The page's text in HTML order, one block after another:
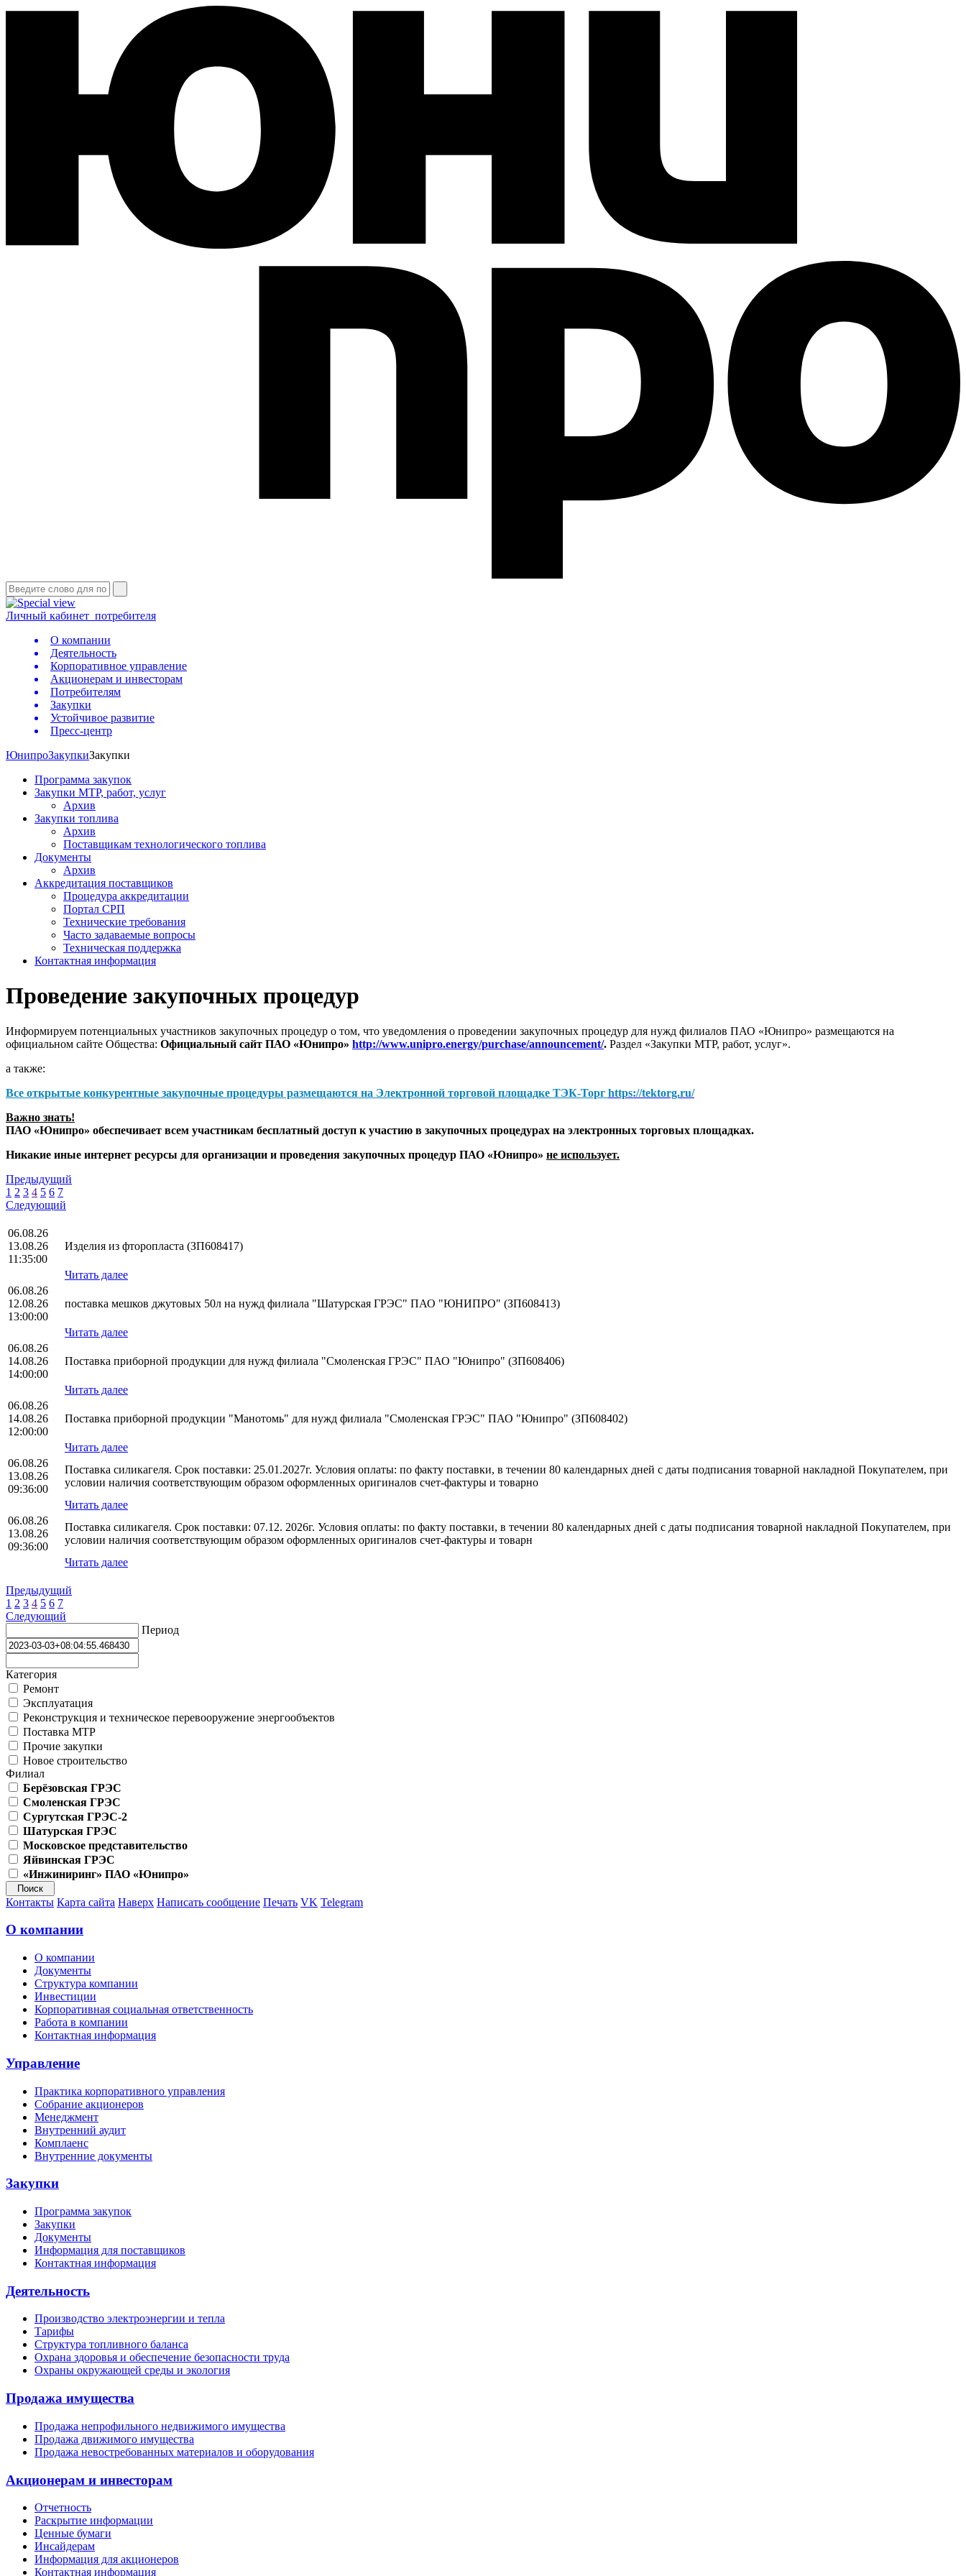
Личный кабинет потребителя
О компании
Деятельность
Корпоративное управление
Акционерам и инвесторам
Потребителям
Закупки
Устойчивое развитие
Пресс-центр
ЮнипроЗакупкиЗакупки
Программа закупок
Закупки МТР, работ, услуг
Архив
Закупки топлива
Архив
Поставщикам технологического топлива
Документы
Архив
Аккредитация поставщиков
Процедура аккредитации
Портал СРП
Технические требования
Часто задаваемые вопросы
Техническая поддержка
Контактная информация
Проведение закупочных процедур
Информируем потенциальных участников закупочных процедур о том, что уведомления о проведении закупочных процедур для нужд филиалов ПАО «Юнипро» размещаются на
официальном сайте Общества: Официальный сайт ПАО «Юнипро» http://www.unipro.energy/purchase/announcement/. Раздел «Закупки МТР, работ, услуг».
а также:
Все открытые конкурентные закупочные процедуры размещаются на Электронной торговой площадке ТЭК-Торг https://tektorg.ru/
Важно знать!
ПАО «Юнипро» обеспечивает всем участникам бесплатный доступ к участию в закупочных процедурах на электронных торговых площадках.
Никакие иные интернет ресурсы для организации и проведения закупочных процедур ПАО «Юнипро» не использует.
Предыдущий
1 2 3 4 5 6 7
Следующий
06.08.26
13.08.26
11:35:00
Изделия из фторопласта (ЗП608417)
Читать далее
06.08.26
12.08.26
13:00:00
поставка мешков джутовых 50л на нужд филиала "Шатурская ГРЭС" ПАО "ЮНИПРО" (ЗП608413)
Читать далее
06.08.26
14.08.26
14:00:00
Поставка приборной продукции для нужд филиала "Смоленская ГРЭС" ПАО "Юнипро" (ЗП608406)
Читать далее
06.08.26
14.08.26
12:00:00
Поставка приборной продукции "Манотомь" для нужд филиала "Смоленская ГРЭС" ПАО "Юнипро" (ЗП608402)
Читать далее
06.08.26
13.08.26
09:36:00
Поставка силикагеля. Срок поставки: 25.01.2027г. Условия оплаты: по факту поставки, в течении 80 календарных дней с даты подписания товарной накладной Покупателем, при
условии наличия соответствующим образом оформленных оригиналов счет-фактуры и товарно
Читать далее
06.08.26
13.08.26
09:36:00
Поставка силикагеля. Срок поставки: 07.12. 2026г. Условия оплаты: по факту поставки, в течении 80 календарных дней с даты подписания товарной накладной Покупателем, при
условии наличия соответствующим образом оформленных оригиналов счет-фактуры и товарн
Читать далее
Предыдущий
1 2 3 4 5 6 7
Следующий
Период
Категория
Ремонт
Эксплуатация
Реконструкция и техническое перевооружение энергообъектов
Поставка МТР
Прочие закупки
Новое строительство
Филиал
Берёзовская ГРЭС
Смоленская ГРЭС
Сургутская ГРЭС-2
Шатурская ГРЭС
Московское представительство
Яйвинская ГРЭС
«Инжиниринг» ПАО «Юнипро»
Контакты Карта сайта Наверх Написать сообщение Печать VK Telegram
О компании
О компании
Документы
Структура компании
Инвестиции
Корпоративная социальная ответственность
Работа в компании
Контактная информация
Управление
Практика корпоративного управления
Собрание акционеров
Менеджмент
Внутренний аудит
Комплаенс
Внутренние документы
Закупки
Программа закупок
Закупки
Документы
Информация для поставщиков
Контактная информация
Деятельность
Производство электроэнергии и тепла
Тарифы
Структура топливного баланса
Охрана здоровья и обеспечение безопасности труда
Охраны окружающей среды и экология
Продажа имущества
Продажа непрофильного недвижимого имущества
Продажа движимого имущества
Продажа невостребованных материалов и оборудования
Акционерам и инвесторам
Отчетность
Раскрытие информации
Ценные бумаги
Инсайдерам
Информация для акционеров
Контактная информация